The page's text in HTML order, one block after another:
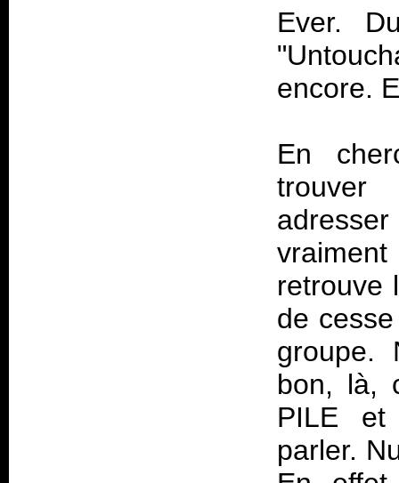
Ever.
encore.
En
trouver
retrouve
de
groupe.
bon, là,
PILE et
parler.